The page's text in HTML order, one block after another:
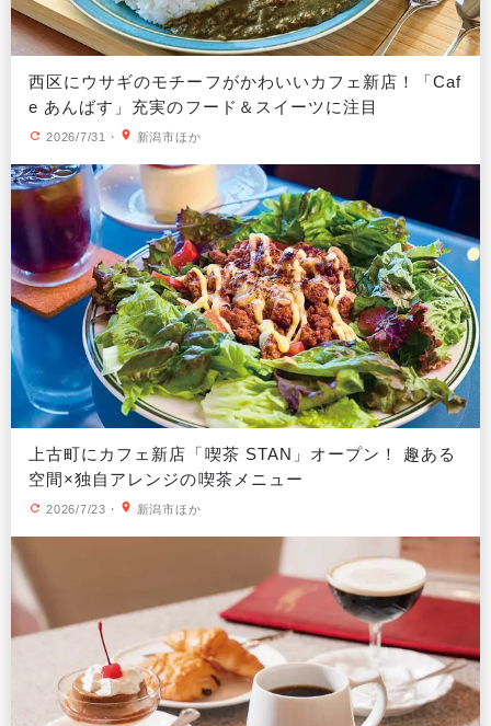
西区にウサギのモチーフがかわいいカフェ新店！「Caf
e あんばす」充実のフード＆スイーツに注目
2026/7/31 ・ 新潟市ほか
上古町にカフェ新店「喫茶 STAN」オープン！ 趣ある
空間×独自アレンジの喫茶メニュー
2026/7/23 ・ 新潟市ほか